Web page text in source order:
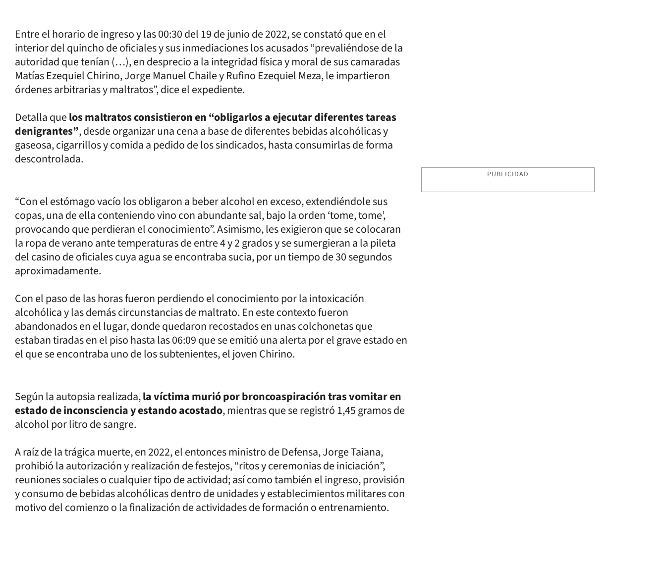
Entre el horario de ingreso y las 00:30 del 19 de junio de 2022, se constató que en el
interior del quincho de oficiales y sus inmediaciones los acusados “prevaliéndose de la
autoridad que tenían (…), en desprecio a la integridad física y moral de sus camaradas
Matías Ezequiel Chirino, Jorge Manuel Chaile y Rufino Ezequiel Meza, le impartieron
órdenes arbitrarias y maltratos”, dice el expediente.
Detalla quelos maltratos consistieron en “obligarlos a ejecutar diferentes tareas
denigrantes”, desde organizar una cena a base de diferentes bebidas alcohólicas y
gaseosa, cigarrillos y comida a pedido de los sindicados, hasta consumirlas de forma
descontrolada.
“Con el estómago vacío los obligaron a beber alcohol en exceso, extendiéndole sus
copas, una de ella conteniendo vino con abundante sal, bajo la orden ‘tome, tome’,
provocando que perdieran el conocimiento”. Asimismo, les exigieron que se colocaran
la ropa de verano ante temperaturas de entre 4 y 2 grados y se sumergieran a la pileta
del casino de oficiales cuya agua se encontraba sucia, por un tiempo de 30 segundos
aproximadamente.
Con el paso de las horas fueron perdiendo el conocimiento por la intoxicación
alcohólica y las demás circunstancias de maltrato. En este contexto fueron
abandonados en el lugar, donde quedaron recostados en unas colchonetas que
estaban tiradas en el piso hasta las 06:09 que se emitió una alerta por el grave estado en
el que se encontraba uno de los subtenientes, el joven Chirino.
Según la autopsia realizada,la víctima murió por broncoaspiración tras vomitar en
estado de inconsciencia y estando acostado, mientras que se registró 1,45 gramos de
alcohol por litro de sangre.
A raíz de la trágica muerte, en 2022, el entonces ministro de Defensa, Jorge Taiana,
prohibió la autorización y realización de festejos, “ritos y ceremonias de iniciación”,
reuniones sociales o cualquier tipo de actividad; así como también el ingreso, provisión
y consumo de bebidas alcohólicas dentro de unidades y establecimientos militares con
motivo del comienzo o la finalización de actividades de formación o entrenamiento.
PUBLICIDAD